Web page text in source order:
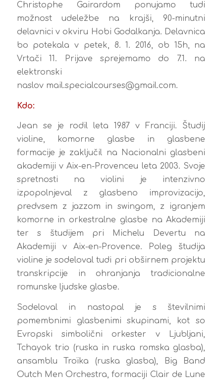
Christophe Gairardom ponujamo tudi
možnost udeležbe na krajši, 90-minutni
delavnici v okviru Hobi Godalkanja. Delavnica
bo potekala v petek, 8. 1. 2016, ob 15h, na
Vrtači 11. Prijave sprejemamo do 7.1. na
elektronski
naslov mail.specialcourses@gmail.com.
Kdo:
Jean se je rodil leta 1987 v Franciji. Študij
violine, komorne glasbe in glasbene
formacije je zaključil na Nacionalni glasbeni
akademiji v Aix-en-Provenceu leta 2003. Svoje
spretnosti na violini je intenzivno
izpopolnjeval z glasbeno improvizacijo,
predvsem z jazzom in swingom, z igranjem
komorne in orkestralne glasbe na Akademiji
ter s študijem pri Michelu Devertu na
Akademiji v Aix-en-Provence. Poleg študija
violine je sodeloval tudi pri obširnem projektu
transkripcije in ohranjanja tradicionalne
romunske ljudske glasbe.
Sodeloval in nastopal je s številnimi
pomembnimi glasbenimi skupinami, kot so
Evropski simbolični orkester v Ljubljani,
Tchayok trio (ruska in ruska romska glasba),
ansamblu Troïka (ruska glasba), Big Band
Outch Men Orchestra, formaciji Clair de Lune